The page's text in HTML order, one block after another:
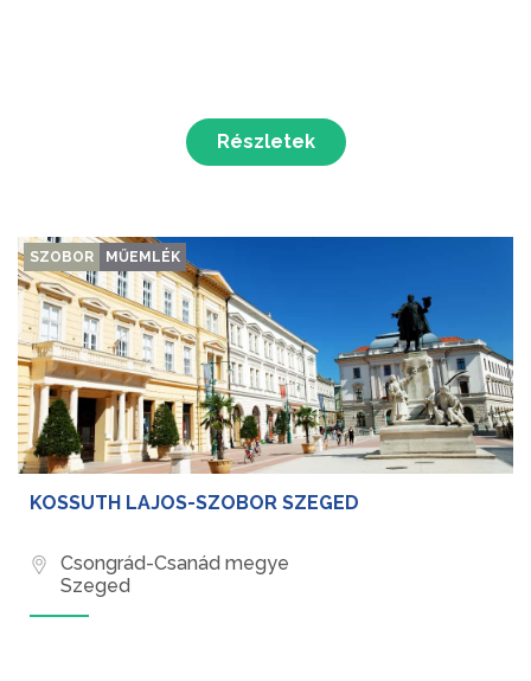
Részletek
SZOBOR MŰEMLÉK
KOSSUTH LAJOS-SZOBOR SZEGED
Csongrád-Csanád megye
Szeged